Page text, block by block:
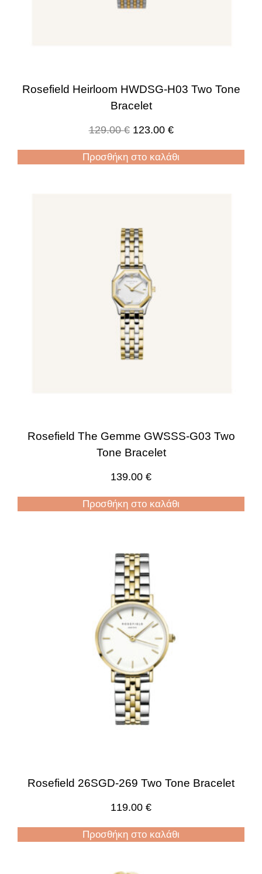
Rosefield Heirloom HWDSG-H03 Two Tone
Bracelet
129.00€ 123.00 €
Προσθήκη στο καλάθι
Rosefield The Gemme GWSSS-G03 Two
Tone Bracelet
139.00 €
Προσθήκη στο καλάθι
Rosefield 26SGD-269 Two Tone Bracelet
119.00 €
Προσθήκη στο καλάθι